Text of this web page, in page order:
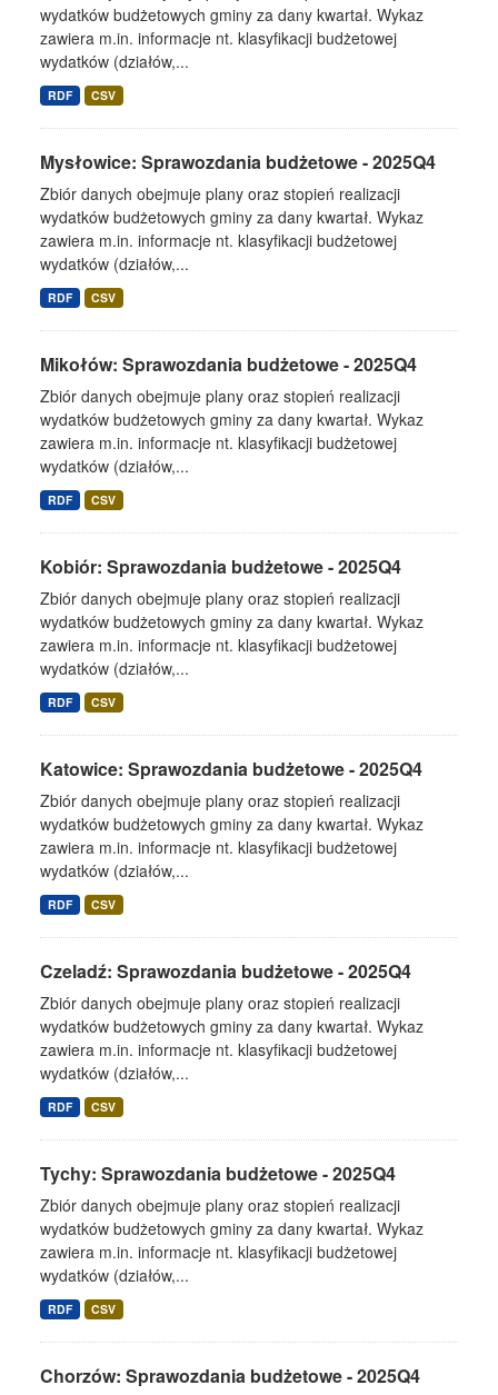
wydatków budżetowych gminy za dany kwartał. Wykaz
zawiera m.in. informacje nt. klasyfikacji budżetowej
wydatków (działów,...
RDF CSV
Mysłowice: Sprawozdania budżetowe - 2025Q4
Zbiór danych obejmuje plany oraz stopień realizacji
wydatków budżetowych gminy za dany kwartał. Wykaz
zawiera m.in. informacje nt. klasyfikacji budżetowej
wydatków (działów,...
RDF CSV
Mikołów: Sprawozdania budżetowe - 2025Q4
Zbiór danych obejmuje plany oraz stopień realizacji
wydatków budżetowych gminy za dany kwartał. Wykaz
zawiera m.in. informacje nt. klasyfikacji budżetowej
wydatków (działów,...
RDF CSV
Kobiór: Sprawozdania budżetowe - 2025Q4
Zbiór danych obejmuje plany oraz stopień realizacji
wydatków budżetowych gminy za dany kwartał. Wykaz
zawiera m.in. informacje nt. klasyfikacji budżetowej
wydatków (działów,...
RDF CSV
Katowice: Sprawozdania budżetowe - 2025Q4
Zbiór danych obejmuje plany oraz stopień realizacji
wydatków budżetowych gminy za dany kwartał. Wykaz
zawiera m.in. informacje nt. klasyfikacji budżetowej
wydatków (działów,...
RDF CSV
Czeladź: Sprawozdania budżetowe - 2025Q4
Zbiór danych obejmuje plany oraz stopień realizacji
wydatków budżetowych gminy za dany kwartał. Wykaz
zawiera m.in. informacje nt. klasyfikacji budżetowej
wydatków (działów,...
RDF CSV
Tychy: Sprawozdania budżetowe - 2025Q4
Zbiór danych obejmuje plany oraz stopień realizacji
wydatków budżetowych gminy za dany kwartał. Wykaz
zawiera m.in. informacje nt. klasyfikacji budżetowej
wydatków (działów,...
RDF CSV
Chorzów: Sprawozdania budżetowe - 2025Q4